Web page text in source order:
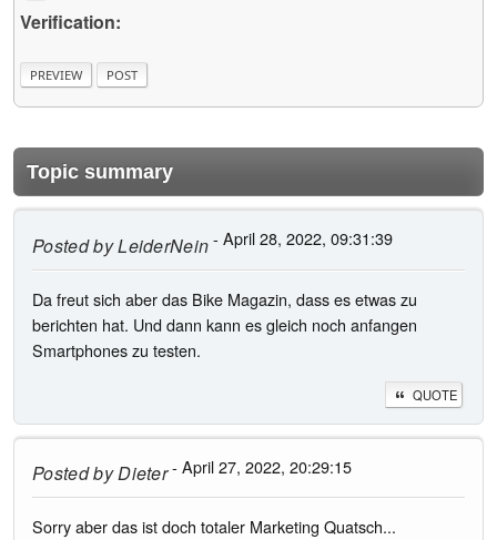
Verification:
Topic summary
Posted byLeiderNein- April 28, 2022, 09:31:39
Da freut sich aber das Bike Magazin, dass es etwas zu
berichten hat. Und dann kann es gleich noch anfangen
Smartphones zu testen.
QUOTE
Posted byDieter- April 27, 2022, 20:29:15
Sorry aber das ist doch totaler Marketing Quatsch...